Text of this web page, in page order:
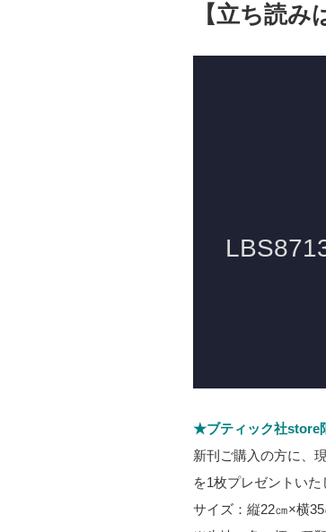
【立ち読み
★ブティック社store
新刊ご購入の方に、
を1枚プレゼントいた
サイズ：縦22㎝×横